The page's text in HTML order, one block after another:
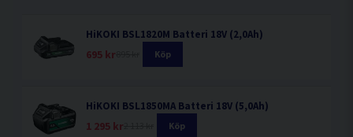
HiKOKI BSL1820M Batteri 18V (2,0Ah)
695 kr Köp
HiKOKI BSL1850MA Batteri 18V (5,0Ah)
1 295 kr Köp